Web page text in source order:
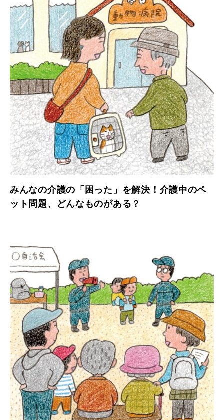
みんなの介護の「困った」を解決！介護中のペ
ット問題、どんなものがある？